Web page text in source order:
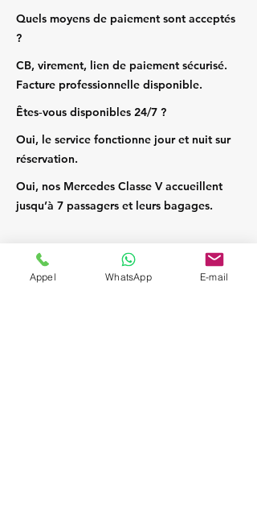
Quels moyens de paiement sont acceptés
?
CB, virement, lien de paiement sécurisé.
Facture professionnelle disponible.
Êtes‑vous disponibles 24/7 ?
Oui, le service fonctionne jour et nuit sur
réservation.
Oui, nos Mercedes Classe V accueillent
jusqu’à 7 passagers et leurs bagages.
Appel WhatsApp E-mail